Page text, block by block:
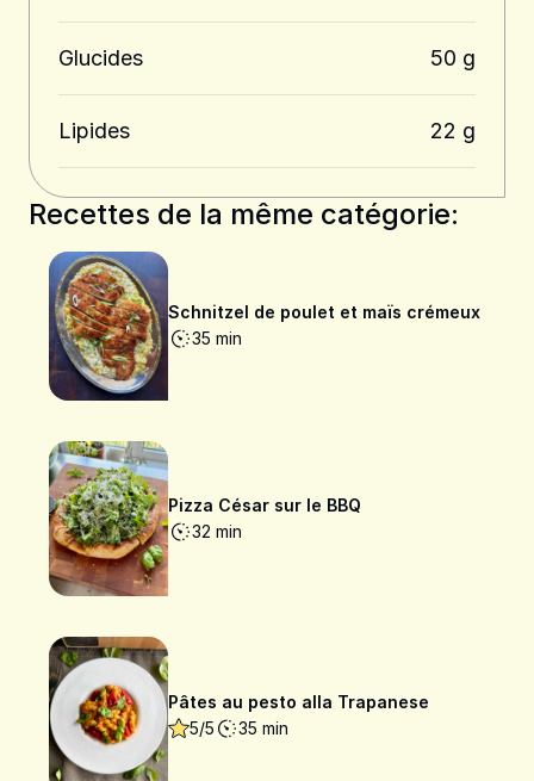
Glucides 50 g
Lipides 22 g
Recettes de la même catégorie:
Schnitzel de poulet et maïs crémeux
35 min
Pizza César sur le BBQ
32 min
Pâtes au pesto alla Trapanese
5/5
35 min